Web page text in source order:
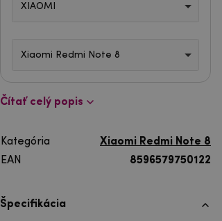
XIAOMI
Xiaomi Redmi Note 8
Čítať celý popis
Kategória
Xiaomi Redmi Note 8
EAN
8596579750122
Špecifikácia